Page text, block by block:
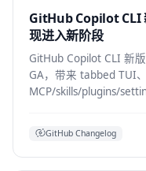
GitHub Copilot CLI
现进入新阶段
GitHub Copilot CLI 新
GA，带来 tabbed TUI
MCP/skills/plugins/
GitHub Changelog